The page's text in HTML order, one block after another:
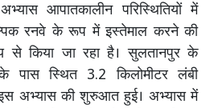
आपातकालीन परिस्थितियों में
रनवे के रूप में इस्तेमाल करने की
से किया जा रहा है। सुलतानपुर के
पास स्थित 3.2 किलोमीटर लंबी
इस अभ्यास की शुरुआत हुई। अभ्यास में